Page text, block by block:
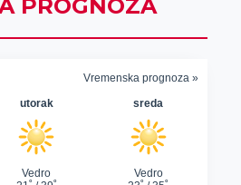
PROGNOZA